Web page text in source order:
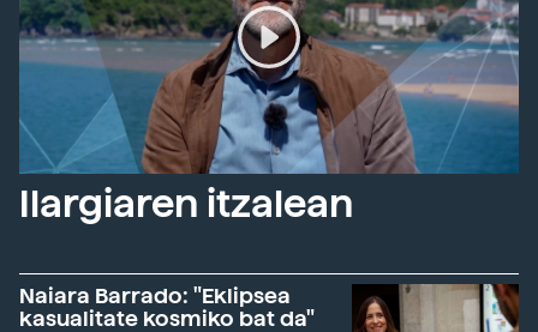
Ilargiaren itzalean
Naiara Barrado: "Eklipsea
kasualitate kosmiko bat da"